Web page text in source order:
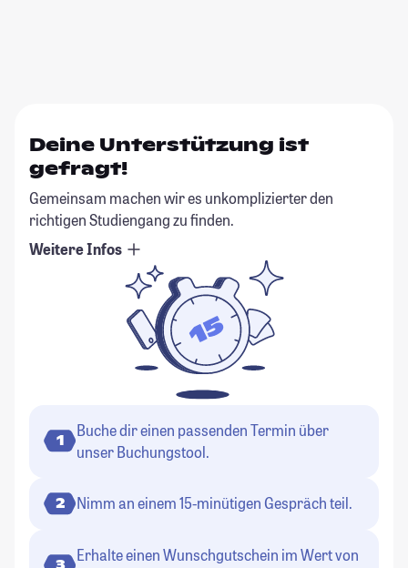
Deine Unterstützung ist
gefragt!
Gemeinsam machen wir es unkomplizierter den
richtigen Studiengang zu finden.
Weitere Infos
1
Buche dir einen passenden Termin über
unser Buchungstool.
2 Nimm an einem 15-minütigen Gespräch teil.
Erhalte einen Wunschgutschein im Wert von